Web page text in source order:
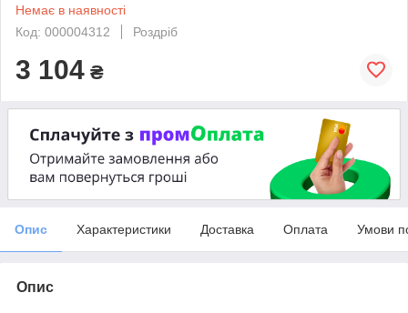
Немає в наявності
Код: 000004312
Роздріб
3 104 ₴
Опис Характеристики Доставка Оплата Умови
Опис